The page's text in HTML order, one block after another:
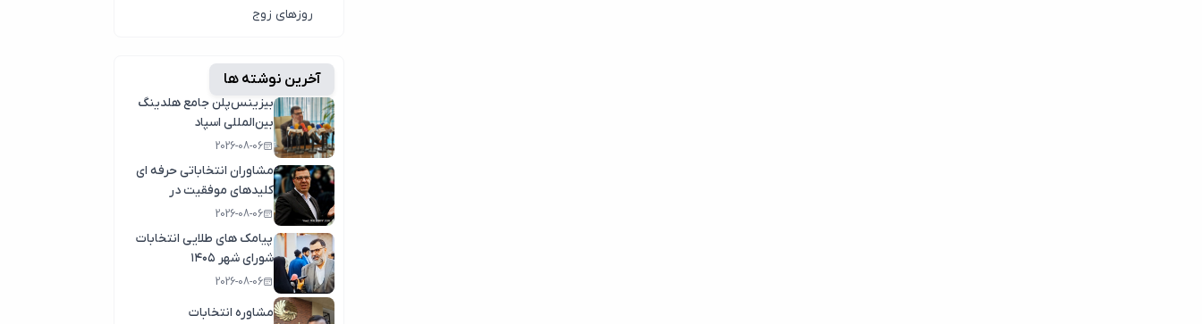
روزهای زوج
آخرین نوشته ها
بیزینس‌پلن جامع هلدینگ
بین‌المللی اسپاد
2026-08-06
مشاوران انتخاباتی حرفه ای
کلیدهای موفقیت در
انتخابات سال1404
2026-08-06
پیامک های طلایی انتخابات
شورای شهر ۱۴۰۵
2026-08-06
مشاوره انتخابات